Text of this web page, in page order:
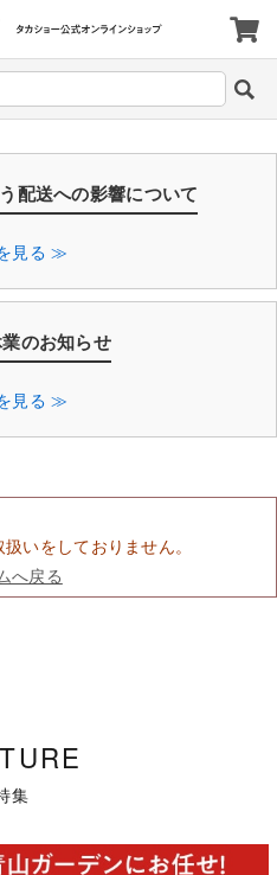
配送への影響について
見る ≫
のお知らせ
見る ≫
いをしておりません。
へ戻る
集